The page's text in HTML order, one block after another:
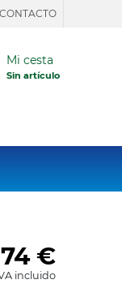
CONTACTO
Mi cesta
Sin artículo
€
incluido